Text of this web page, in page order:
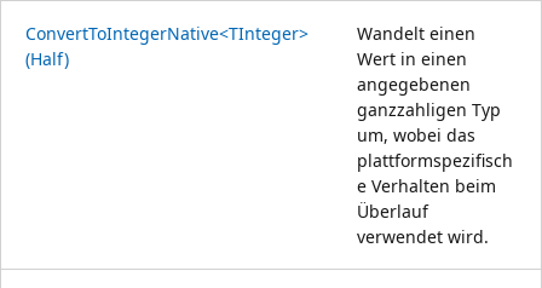
ConvertToIntegerNative<TInteger>
(Half)
Wandelt einen
Wert in einen
angegebenen
ganzzahligen Typ
um, wobei das
plattformspezifisch
e Verhalten beim
Überlauf
verwendet wird.